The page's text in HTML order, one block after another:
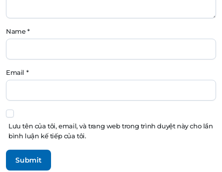
Name*
Email *
Lưu tên của tôi, email, và trang web trong trình duyệt này cho lần
bình luận kế tiếp của tôi.